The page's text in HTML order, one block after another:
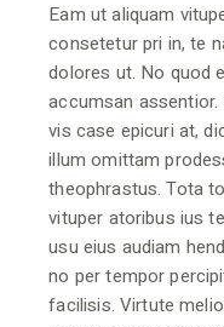
Eam ut aliquam
consetetur pri in, te
dolores ut. No quod
accumsan
vis case epicuri at,
illum omittam
theophrastus. Tota
vituper atoribus ius
usu eius audiam
no per tempor
facilisis. Virtute